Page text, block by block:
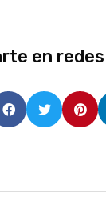
en